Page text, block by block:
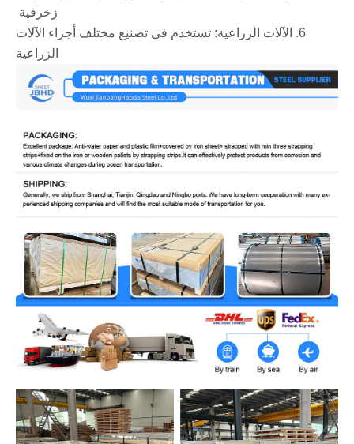
زخرفية ‌
‌6. الآلات الزراعية: تستخدم في تصنيع مختلف أجزاء الآلات
الزراعية